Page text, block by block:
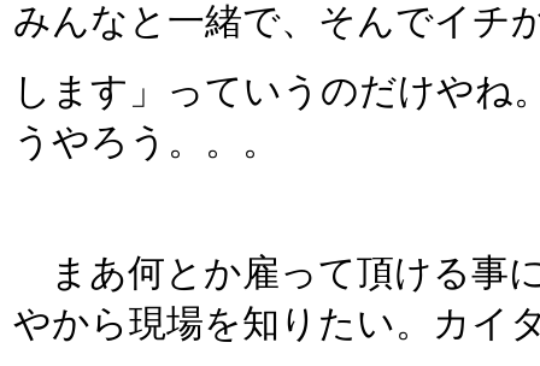
みんなと一緒で、そんでイチ
します」っていうのだけやね
うやろう。。。
まあ何とか雇って頂ける事
やから現場を知りたい。カイ